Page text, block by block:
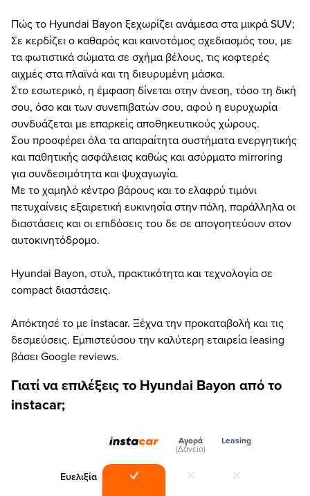
Πώς το Hyundai Bayon ξεχωρίζει ανάμεσα στα μικρά SUV;
Σε κερδίζει ο καθαρός και καινοτόμος σχεδιασμός του, με
τα φωτιστικά σώματα σε σχήμα βέλους, τις κοφτερές
αιχμές στα πλαϊνά και τη διευρυμένη μάσκα.
Στο εσωτερικό, η έμφαση δίνεται στην άνεση, τόσο τη δική
σου, όσο και των συνεπιβατών σου, αφού η ευρυχωρία
συνδυάζεται με επαρκείς αποθηκευτικούς χώρους.
Σου προσφέρει όλα τα απαραίτητα συστήματα ενεργητικής
και παθητικής ασφάλειας καθώς και ασύρματο mirroring
για συνδεσιμότητα και ψυχαγωγία.
Με το χαμηλό κέντρο βάρους και το ελαφρύ τιμόνι
πετυχαίνεις εξαιρετική ευκινησία στην πόλη, παράλληλα οι
διαστάσεις και οι επιδόσεις του δε σε απογοητεύουν στον
αυτοκινητόδρομο.
Hyundai Bayon, στυλ, πρακτικότητα και τεχνολογία σε
compact διαστάσεις.
Απόκτησέ το με instacar. Ξέχνα την προκαταβολή και τις
δεσμεύσεις. Εμπιστεύσου την καλύτερη εταιρεία leasing
βάσει Google reviews.
Γιατί να επιλέξεις το Hyundai Bayon από το
instacar;
Ευελιξία
Αγορά
(Δάνειο)
Leasing